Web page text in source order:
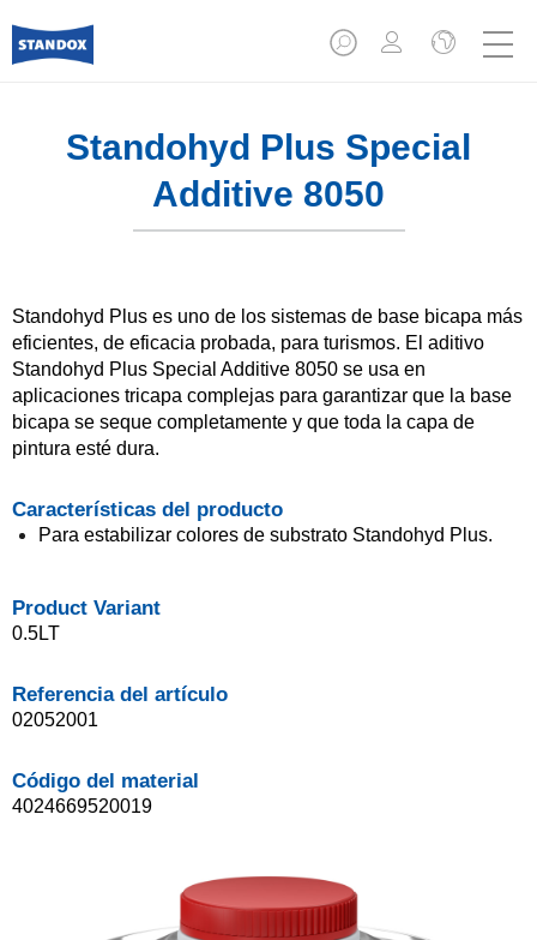
Standohyd Plus Special
Additive 8050
Standohyd Plus es uno de los sistemas de base bicapa más
eficientes, de eficacia probada, para turismos. El aditivo
Standohyd Plus Special Additive 8050 se usa en
aplicaciones tricapa complejas para garantizar que la base
bicapa se seque completamente y que toda la capa de
pintura esté dura.
Características del producto
Para estabilizar colores de substrato Standohyd Plus.
Product Variant
0.5LT
Referencia del artículo
02052001
Código del material
4024669520019